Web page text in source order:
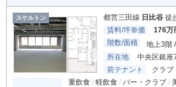
スケルトン 都営三田線 日比谷 徒
賃料/坪単価
176万
階数/面積
地上3階
所在地
中央区銀座
前テナント
クラブ
重飲食 軽飲食 バー・クラブ